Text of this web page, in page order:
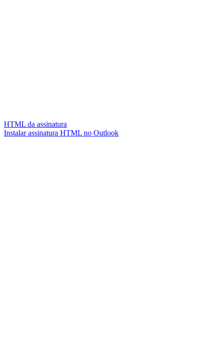
HTML da assinatura
Instalar assinatura HTML no Outlook